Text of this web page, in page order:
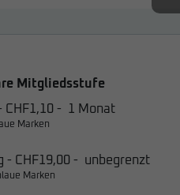
Mitgliedsstufe
CHF1,10 - 1 Monat
Marken
- CHF19,00 - unbegrenzt
Marken